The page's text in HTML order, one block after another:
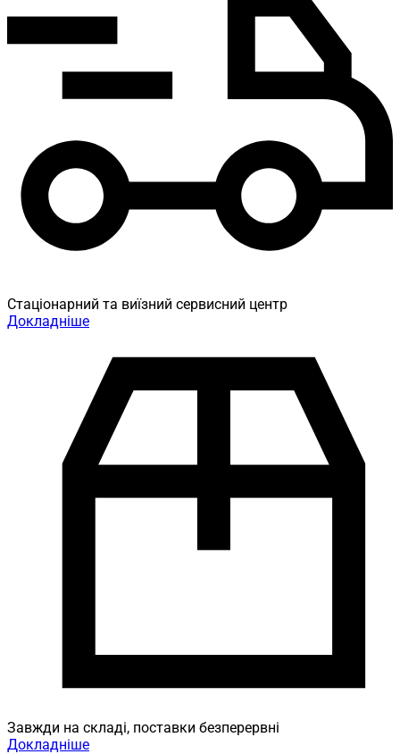
Стаціонарний та виїзний сервисний центр
Докладніше
Завжди на складі, поставки безперервні
Докладніше